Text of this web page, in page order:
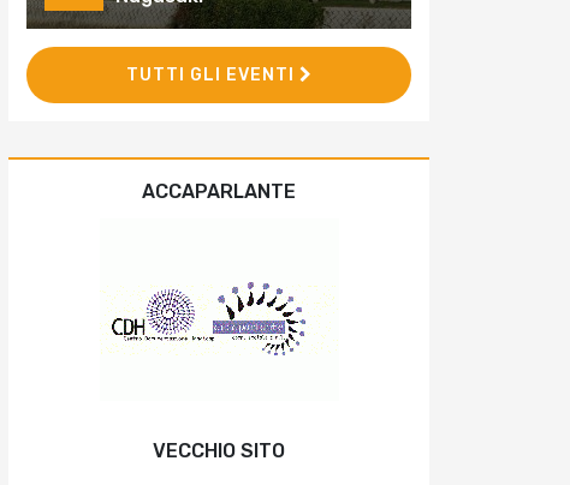
TUTTI GLI EVENTI
ACCAPARLANTE
VECCHIO SITO